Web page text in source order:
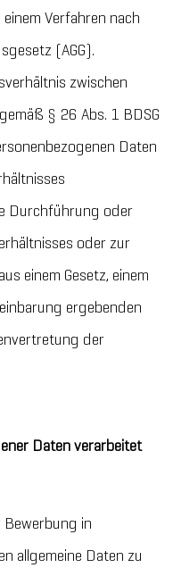
Verfahren nach
(AGG).
zwischen
§ 26 Abs. 1 BDSG
Daten
Durchführung oder
oder zur
einem Gesetz, einem
ergebenden
der
Daten verarbeitet
in
allgemeine Daten zu